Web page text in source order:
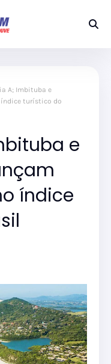
A; Imbituba e
turístico do
e
índice